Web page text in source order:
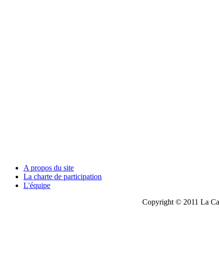
A propos du site
La charte de participation
L'équipe
Copyright © 2011 La